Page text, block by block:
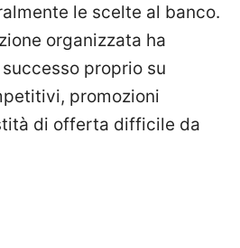
le scelte al banco.
organizzata ha
proprio su
promozioni
di offerta difficile da